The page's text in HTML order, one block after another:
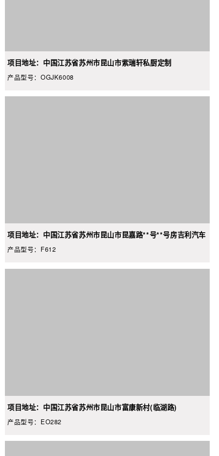
项目地址：中国江苏省苏州市昆山市紫瑞轩私厨定制
产品型号：OGJK6008
项目地址：中国江苏省苏州市昆山市昆嘉路**号**号房吉利汽车
产品型号：F612
项目地址：中国江苏省苏州市昆山市富康新村(临湖路)
产品型号：EO282